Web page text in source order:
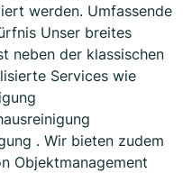
werden. Umfassende
Unser breites
neben der klassischen
Services wie
. Wir bieten zudem
Objektmanagement